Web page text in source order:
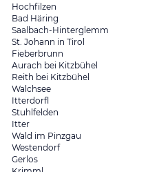
Hochfilzen
Bad Häring
Saalbach-Hinterglemm
St. Johann in Tirol
Fieberbrunn
Aurach bei Kitzbühel
Reith bei Kitzbühel
Walchsee
Itterdorfl
Stuhlfelden
Itter
Wald im Pinzgau
Westendorf
Gerlos